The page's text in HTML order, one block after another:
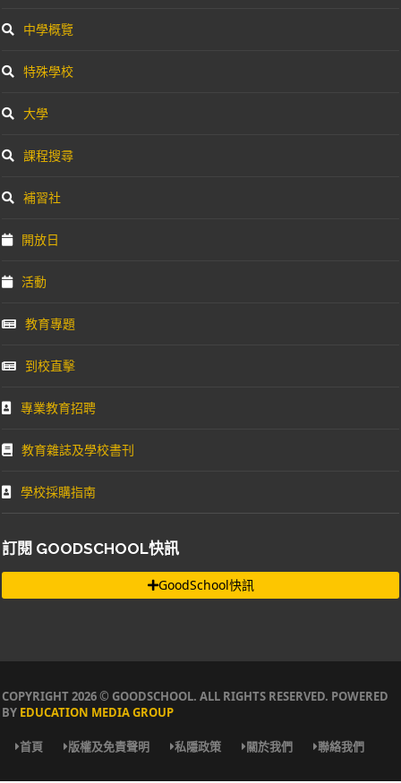
中學概覽
特殊學校
大學
課程搜尋
補習社
開放日
活動
教育專題
到校直擊
專業教育招聘
教育雜誌及學校書刊
學校採購指南
訂閱 GOODSCHOOL快訊
GoodSchool快訊
COPYRIGHT 2026 © GOODSCHOOL. ALL RIGHTS RESERVED. POWERED
BY EDUCATION MEDIA GROUP
首頁 版權及免責聲明 私隱政策 關於我們 聯絡我們